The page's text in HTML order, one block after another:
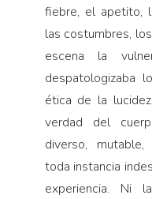
fiebre, el apetito,
las costumbres,
escena la
despatologizaba
ética de la
verdad del
diverso,
toda instancia
experiencia.